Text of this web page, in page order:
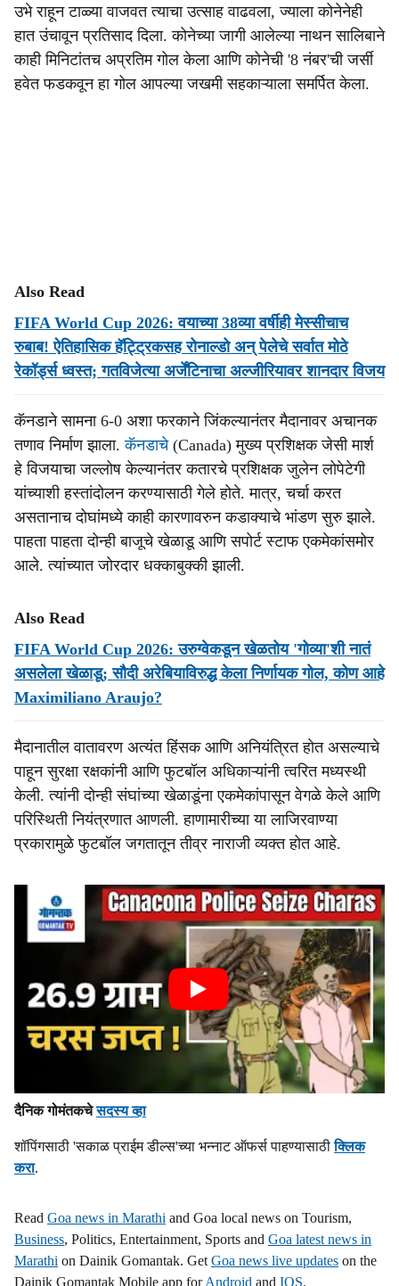
उभे राहून टाळ्या वाजवत त्याचा उत्साह वाढवला, ज्याला कोनेनेही
हात उंचावून प्रतिसाद दिला. कोनेच्या जागी आलेल्या नाथन सालिबाने
काही मिनिटांतच अप्रतिम गोल केला आणि कोनेची '8 नंबर'ची जर्सी
हवेत फडकवून हा गोल आपल्या जखमी सहकाऱ्याला समर्पित केला.
Also Read
FIFA World Cup 2026: वयाच्या 38व्या वर्षीही मेस्सीचाच
रुबाब! ऐतिहासिक हॅट्ट्रिकसह रोनाल्डो अन् पेलेचे सर्वात मोठे
रेकॉर्ड्स ध्वस्त; गतविजेत्या अर्जेंटिनाचा अल्जीरियावर शानदार विजय
कॅनडाने सामना 6-0 अशा फरकाने जिंकल्यानंतर मैदानावर अचानक
तणाव निर्माण झाला.कॅनडाचे(Canada) मुख्य प्रशिक्षक जेसी मार्श
हे विजयाचा जल्लोष केल्यानंतर कतारचे प्रशिक्षक जुलेन लोपेटेगी
यांच्याशी हस्तांदोलन करण्यासाठी गेले होते. मात्र, चर्चा करत
असतानाच दोघांमध्ये काही कारणावरुन कडाक्याचे भांडण सुरु झाले.
पाहता पाहता दोन्ही बाजूचे खेळाडू आणि सपोर्ट स्टाफ एकमेकांसमोर
आले. त्यांच्यात जोरदार धक्काबुक्की झाली.
Also Read
FIFA World Cup 2026: उरुग्वेकडून खेळतोय 'गोव्या'शी नातं
असलेला खेळाडू; सौदी अरेबियाविरुद्ध केला निर्णायक गोल, कोण आहे
Maximiliano Araujo?
मैदानातील वातावरण अत्यंत हिंसक आणि अनियंत्रित होत असल्याचे
पाहून सुरक्षा रक्षकांनी आणि फुटबॉल अधिकाऱ्यांनी त्वरित मध्यस्थी
केली. त्यांनी दोन्ही संघांच्या खेळाडूंना एकमेकांपासून वेगळे केले आणि
परिस्थिती नियंत्रणात आणली. हाणामारीच्या या लाजिरवाण्या
प्रकारामुळे फुटबॉल जगतातून तीव्र नाराजी व्यक्त होत आहे.
दैनिक गोमंतकचेसदस्य व्हा
शॉपिंगसाठी 'सकाळ प्राईम डील्स'च्या भन्नाट ऑफर्स पाहण्यासाठीक्लिक
करा.
Read Goa news in Marathi and Goa local news on Tourism,
Business, Politics, Entertainment, Sports and Goa latest news in
Marathi on Dainik Gomantak. Get Goa news live updates on the
Dainik Gomantak Mobile app forAndroid and IOS.